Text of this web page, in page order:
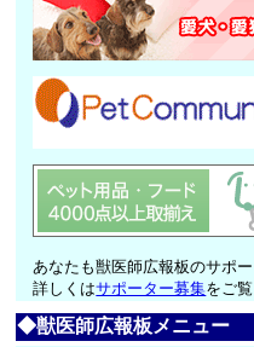
あなたも獣医師広報板のサポ
詳しくはサポーター募集をご覧
◆獣医師広報板メニュー